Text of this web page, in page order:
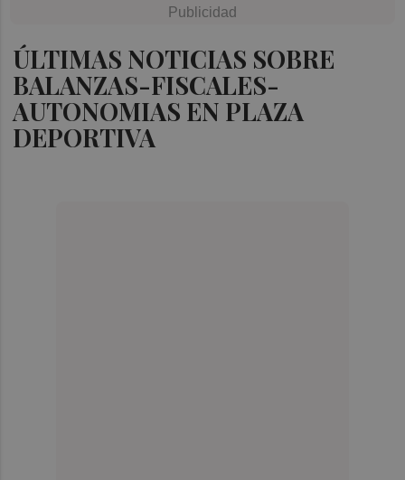
ÚLTIMAS NOTICIAS SOBRE
BALANZAS-FISCALES-
AUTONOMIAS EN PLAZA
DEPORTIVA